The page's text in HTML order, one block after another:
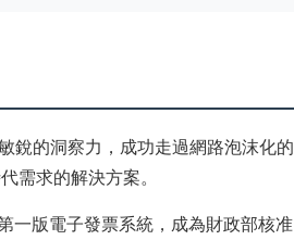
銳的洞察力，成功走過網路泡沫化的
需求的解決方案。
一版電子發票系統，成為財政部核准